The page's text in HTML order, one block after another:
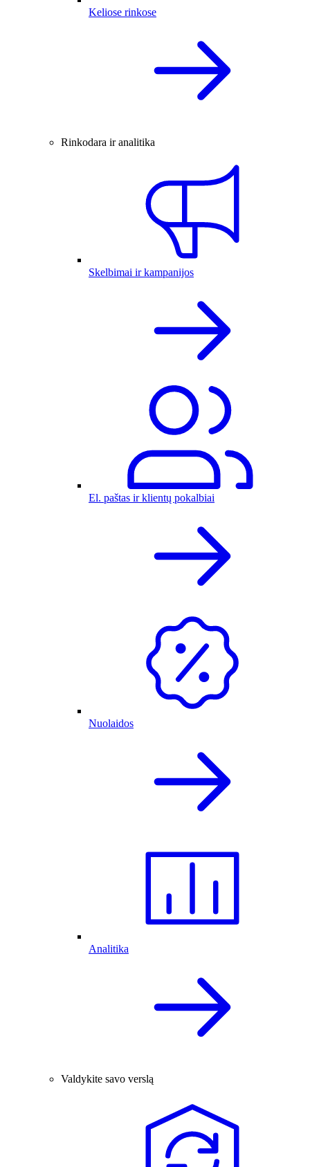
Keliose rinkose
Rinkodara ir analitika
Skelbimai ir kampanijos
El. paštas ir klientų pokalbiai
Nuolaidos
Analitika
Valdykite savo verslą